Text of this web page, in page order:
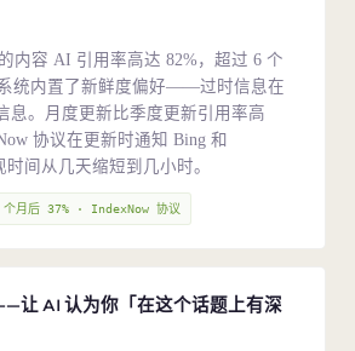
内容 AI 引用率高达 82%，超过 6 个
统内置了新鲜度偏好——过时信息在
息。月度更新比季度更新引用率高
协议在更新时通知 Bing 和
时间从几天缩短到几小时。
月后 37% · IndexNow 协议
让 AI 认为你「在这个话题上有深